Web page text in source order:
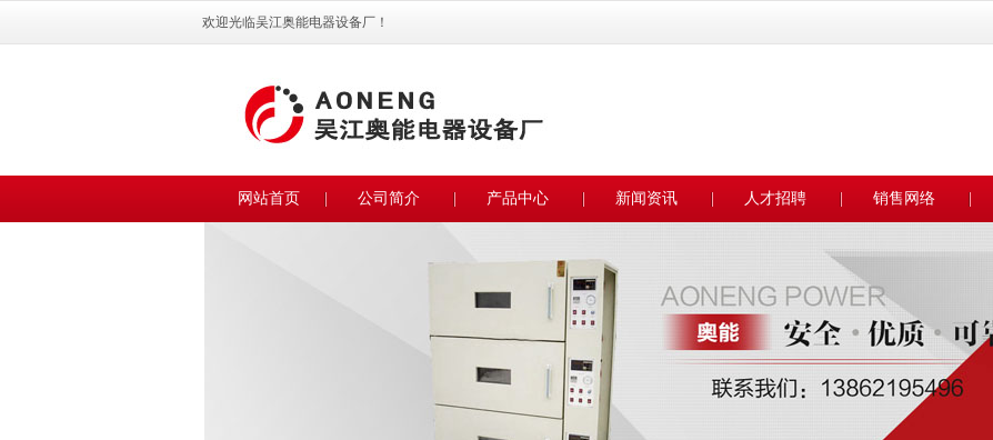
欢迎光临吴江奥能电器设备厂！
网站首页 公司简介 产品中心 新闻资讯 人才招聘 销售网络